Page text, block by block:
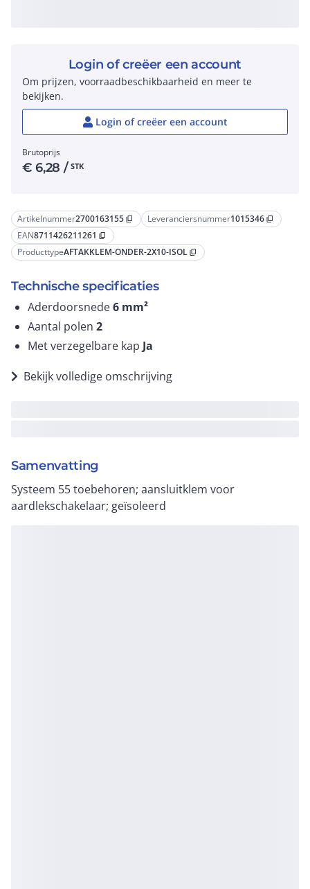
Artikelnummer2700163155 content_copy Leveranciersnummer1015346 content_copy
EAN8711426211261 content_copy
ProducttypeAFTAKKLEM-ONDER-2X10-ISOL content_copy
Technische specificaties
Aderdoorsnede6 mm²
Aantal polen 2
Met verzegelbare kap Ja
Bekijk volledige omschrijving
Samenvatting
Systeem 55 toebehoren; aansluitklem voor
aardlekschakelaar; geïsoleerd
Login of creëer een account
Om prijzen, voorraadbeschikbaarheid en meer te
bekijken.
Login of creëer een account
Brutoprijs
€6,28 / STK